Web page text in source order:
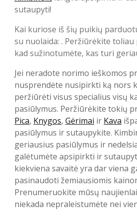
sutaupyti!
Kai kuriose iš šių puikių
su nuolaida: . Peržiūrėkite
kad sužinotumėte, kas turi
Jei neradote norimo ieškomos
nusprendėte nusipirkti ką nors
peržiūrėti visus specialius visų
pasiūlymus. Peržiūrėkite tokių
Pica, Knygos, Gėrimai ir Kava
pasiūlymus ir sutaupykite.
geriausius pasiūlymus ir
galėtumėte apsipirkti ir
kiekviena savaitė yra dar viena
pasinaudoti žemiausiomis
Prenumeruokite mūsų
niekada nepraleistumėte nei